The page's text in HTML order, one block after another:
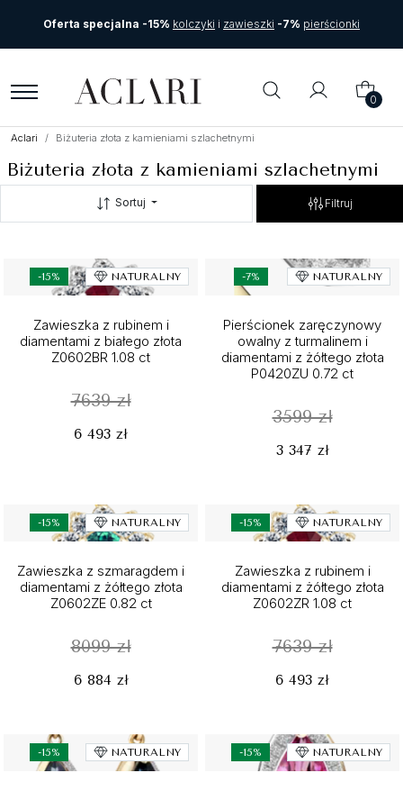
Oferta specjalna -15% kolczyki i zawieszki -7% pierścionki
0
Aclari Biżuteria złota z kamieniami szlachetnymi
Biżuteria złota z kamieniami szlachetnymi
Sortuj Filtruj
-15% NATURALNY
Zawieszka z rubinem i
diamentami z białego złota
Z0602BR 1.08 ct
7639 zł
6 493 zł
-7% NATURALNY
Pierścionek zaręczynowy
owalny z turmalinem i
diamentami z żółtego złota
P0420ZU 0.72 ct
3599 zł
3 347 zł
-15% NATURALNY
Zawieszka z szmaragdem i
diamentami z żółtego złota
Z0602ZE 0.82 ct
8099 zł
6 884 zł
-15% NATURALNY
Zawieszka z rubinem i
diamentami z żółtego złota
Z0602ZR 1.08 ct
7639 zł
6 493 zł
-15% NATURALNY -15% NATURALNY